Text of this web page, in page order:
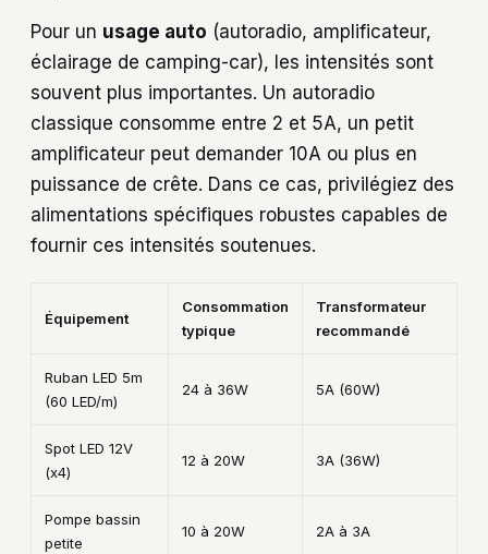
Pour un usage auto (autoradio, amplificateur,
éclairage de camping-car), les intensités sont
souvent plus importantes. Un autoradio
classique consomme entre 2 et 5A, un petit
amplificateur peut demander 10A ou plus en
puissance de crête. Dans ce cas, privilégiez des
alimentations spécifiques robustes capables de
fournir ces intensités soutenues.
Équipement
Consommation
typique
Transformateur
recommandé
Ruban LED 5m
(60 LED/m)
24 à 36W 5A (60W)
Spot LED 12V
(x4)
12 à 20W 3A (36W)
Pompe bassin
petite
10 à 20W 2A à 3A